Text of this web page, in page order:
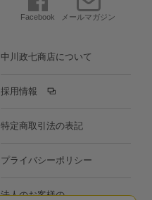
Facebook メールマガジン
中川政七商店について
採用情報
特定商取引法の表記
プライバシーポリシー
法人のお客様の